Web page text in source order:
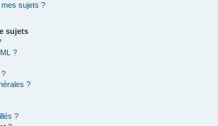
sujets ?
sujets
?
?
?
?